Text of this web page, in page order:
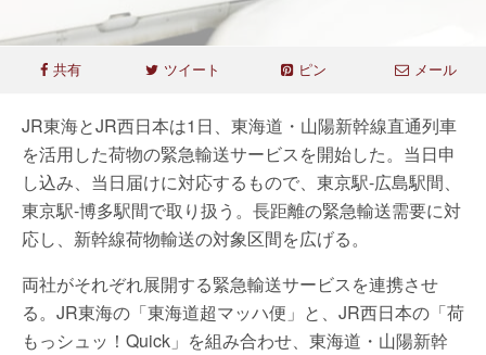
共有 ツイート ピン メール
JR東海とJR西日本は1日、東海道・山陽新幹線直通列車
を活用した荷物の緊急輸送サービスを開始した。当日申
し込み、当日届けに対応するもので、東京駅-広島駅間、
東京駅-博多駅間で取り扱う。長距離の緊急輸送需要に対
応し、新幹線荷物輸送の対象区間を広げる。
両社がそれぞれ展開する緊急輸送サービスを連携させ
る。JR東海の「東海道超マッハ便」と、JR西日本の「荷
もっシュッ！Quick」を組み合わせ、東海道・山陽新幹